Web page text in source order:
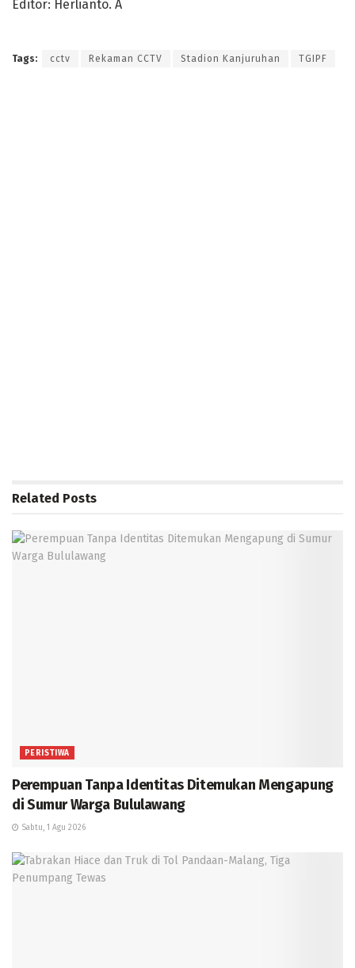
Editor: Herlianto. A
Tags: cctv Rekaman CCTV Stadion Kanjuruhan TGIPF
Related Posts
PERISTIWA
Perempuan Tanpa Identitas Ditemukan Mengapung
di Sumur Warga Bululawang
Sabtu, 1 Agu 2026